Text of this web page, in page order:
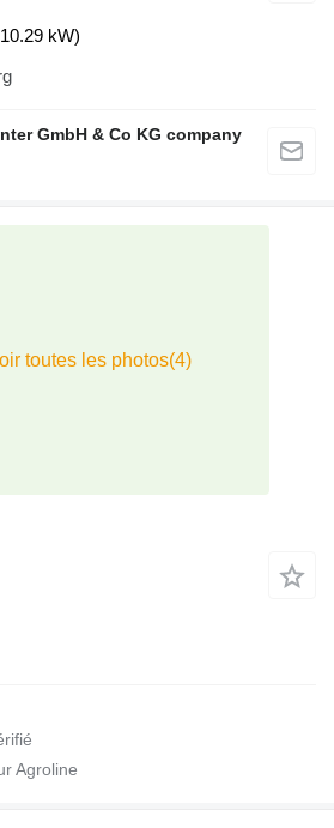
kW)
GmbH & Co KG company
Agroline